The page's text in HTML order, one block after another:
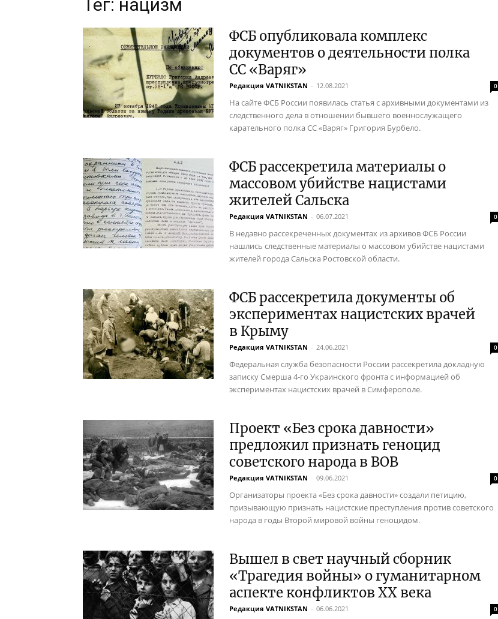
Тег: нацизм
ФСБ опубликовала комплекс
документов о деятельности полка
СС «Варяг»
Редакция VATNIKSTAN - 12.08.2021 0
На сайте ФСБ России появилась статья с архивными документами из
следственного дела в отношении бывшего военнослужащего
карательного полка СС «Варяг» Григория Бурбело.
ФСБ рассекретила материалы о
массовом убийстве нацистами
жителей Сальска
Редакция VATNIKSTAN - 06.07.2021 0
В недавно рассекреченных документах из архивов ФСБ России
нашлись следственные материалы о массовом убийстве нацистами
жителей города Сальска Ростовской области.
ФСБ рассекретила документы об
экспериментах нацистских врачей
в Крыму
Редакция VATNIKSTAN - 24.06.2021 0
Федеральная служба безопасности России рассекретила докладную
записку Смерша 4-го Украинского фронта с информацией об
экспериментах нацистских врачей в Симферополе.
Проект «Без срока давности»
предложил признать геноцид
советского народа в ВОВ
Редакция VATNIKSTAN - 09.06.2021 0
Организаторы проекта «Без срока давности» создали петицию,
призывающую признать нацистские преступления против советского
народа в годы Второй мировой войны геноцидом.
Вышел в свет научный сборник
«Трагедия войны» о гуманитарном
аспекте конфликтов XX века
Редакция VATNIKSTAN - 06.06.2021 0